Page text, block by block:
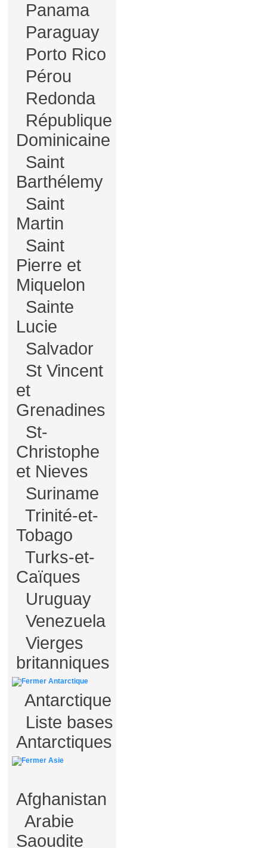
Panama
Paraguay
Porto Rico
Pérou
Redonda
République
Dominicaine
Saint
Barthélemy
Saint
Martin
Saint
Pierre et
Miquelon
Sainte
Lucie
Salvador
St Vincent
et
Grenadines
St-
Christophe
et Nieves
Suriname
Trinité-et-
Tobago
Turks-et-
Caïques
Uruguay
Venezuela
Vierges
britanniques
Antarctique
Antarctique
Liste bases
Antarctiques
Asie
Afghanistan
Arabie
Saoudite